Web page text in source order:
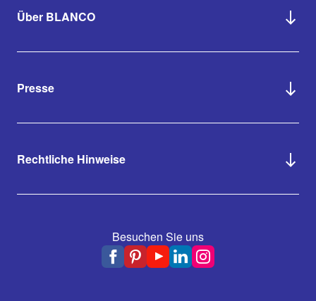
Über BLANCO
Presse
Rechtliche Hinweise
Besuchen Sie uns